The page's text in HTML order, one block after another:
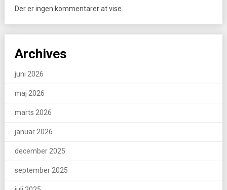
Der er ingen kommentarer at vise.
Archives
juni 2026
maj 2026
marts 2026
januar 2026
december 2025
september 2025